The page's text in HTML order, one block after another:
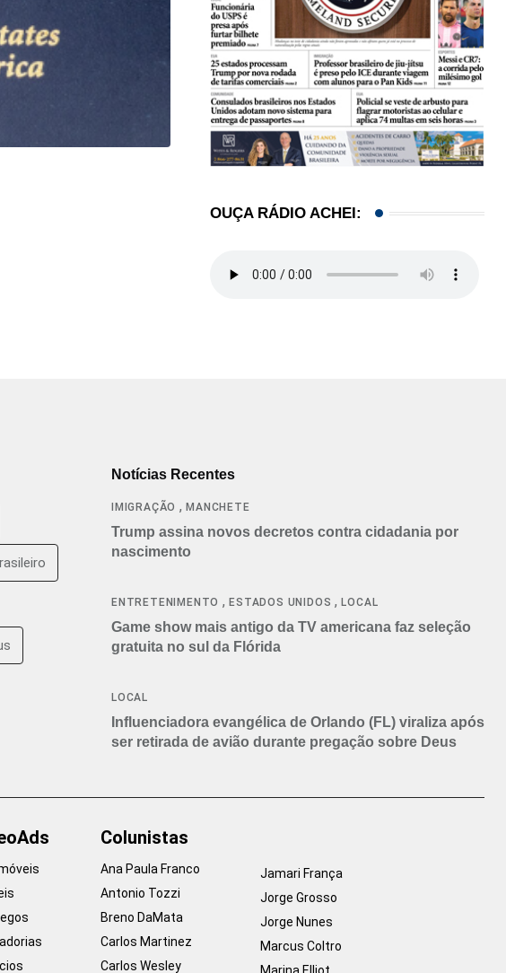
Brasil e EUA alertam cidadãos sobre viagens
OUÇA RÁDIO ACHEI:
Notícias Recentes
IMIGRAÇÃO ,MANCHETE
Trump assina novos decretos contra cidadania por
nascimento
ENTRETENIMENTO ,ESTADOS UNIDOS ,LOCAL
Game show mais antigo da TV americana faz seleção
gratuita no sul da Flórida
LOCAL
Influenciadora evangélica de Orlando (FL) viraliza após
ser retirada de avião durante pregação sobre Deus
Colunistas
Ana Paula Franco
Antonio Tozzi
Breno DaMata
Carlos Martinez
Carlos Wesley
Jamari França
Jorge Grosso
Jorge Nunes
Marcus Coltro